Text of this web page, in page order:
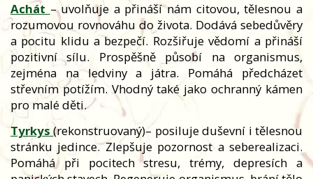
Achát – uvolňuje a přináší nám citovou, tělesnou a
rozumovou rovnováhu do života. Dodává sebedůvěry
a pocitu klidu a bezpečí. Rozšiřuje vědomí a přináší
pozitivní sílu. Prospěšně působí na organismus,
zejména na ledviny a játra. Pomáhá předcházet
střevním potížím. Vhodný také jako ochranný kámen
pro malé děti.
Tyrkys(rekonstruovaný)– posiluje duševní i tělesnou
stránku jedince. Zlepšuje pozornost a seberealizaci.
Pomáhá při pocitech stresu, trémy, depresích a